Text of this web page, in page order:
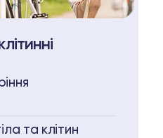
та клітин